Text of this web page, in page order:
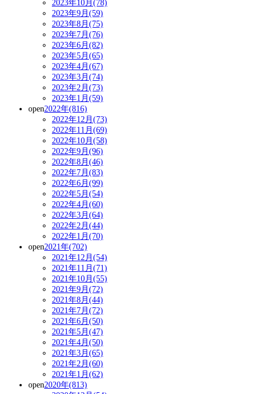
2023年10月(78)
2023年9月(59)
2023年8月(75)
2023年7月(76)
2023年6月(82)
2023年5月(65)
2023年4月(67)
2023年3月(74)
2023年2月(73)
2023年1月(59)
open2022年(816)
2022年12月(73)
2022年11月(69)
2022年10月(58)
2022年9月(96)
2022年8月(46)
2022年7月(83)
2022年6月(99)
2022年5月(54)
2022年4月(60)
2022年3月(64)
2022年2月(44)
2022年1月(70)
open2021年(702)
2021年12月(54)
2021年11月(71)
2021年10月(55)
2021年9月(72)
2021年8月(44)
2021年7月(72)
2021年6月(50)
2021年5月(47)
2021年4月(50)
2021年3月(65)
2021年2月(60)
2021年1月(62)
open2020年(813)